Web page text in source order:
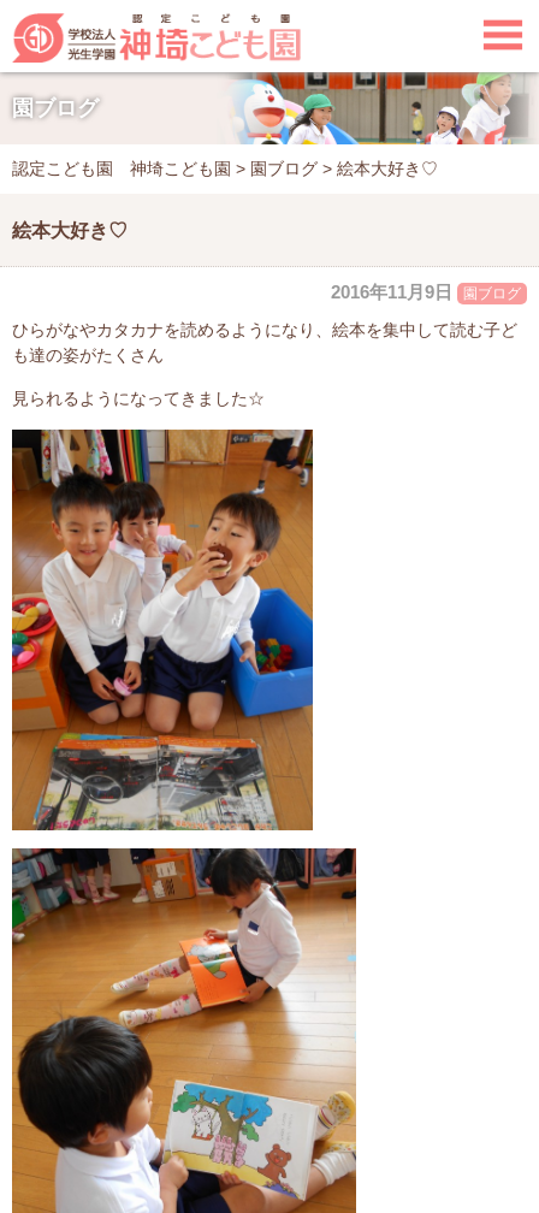

園ブログ
認定こども園 神埼こども園 > 園ブログ > 絵本大好き♡
絵本大好き♡
2016年11月9日 園ブログ
ひらがなやカタカナを読めるようになり
、絵本を集中して読む子ど
も達の姿がたくさん
見られるようになってきました☆